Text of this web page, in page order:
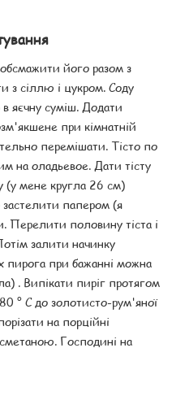
його разом з
з сіллю і цукром. Соду
в яєчну суміш. Додати
при кімнатній
перемішати. Тісто по
на оладьевое. Дати тісту
(у мене кругла 26 см)
папером (я
Перелити половину тіста і
залити начинку
пирога при бажанні можна
. Випікати пиріг протягом
° С до золотисто-рум'яної
на порційні
Господині на